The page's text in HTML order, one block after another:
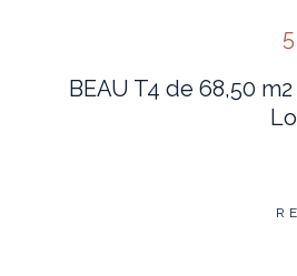
BEAU T4 de 68,50